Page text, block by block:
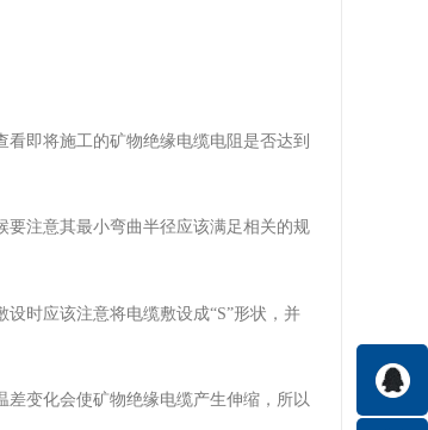
即将施工的矿物绝缘电缆电阻是否达到
注意其最小弯曲半径应该满足相关的规
时应该注意将电缆敷设成“S”形状，并
变化会使矿物绝缘电缆产生伸缩，所以